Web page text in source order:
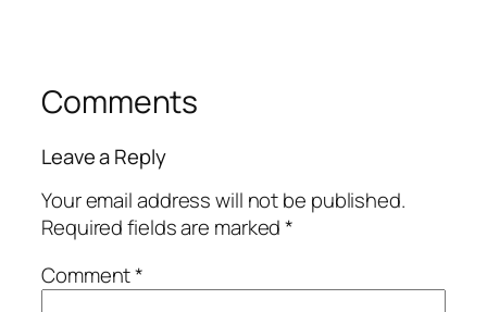
Comments
Leave a Reply
Your email address will not be published.
Required fields are marked*
Comment*